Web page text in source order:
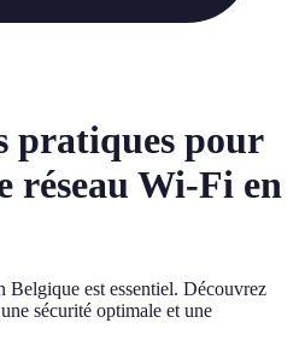
pratiques pour
réseau Wi-Fi en
Belgique est essentiel. Découvrez
sécurité optimale et une